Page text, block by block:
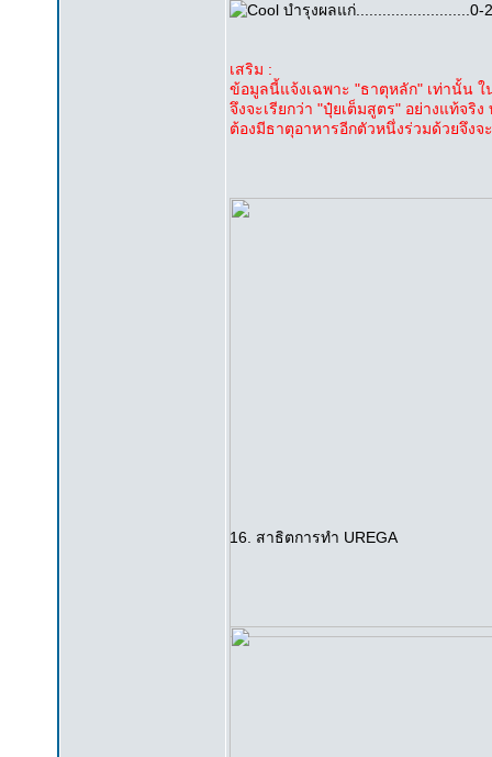
บำรุงผลแก่..........................0-
เสริม :
ข้อมูลนี้แจ้งเฉพาะ "ธาตุหลัก" เท่านั้น
จึงจะเรียกว่า "ปุ๋ยเต็มสูตร" อย่างแท้จ
ต้องมีธาตุอาหารอีกตัวหนึ่งร่วมด้วยจึง
16. สาธิตการทำ UREGA